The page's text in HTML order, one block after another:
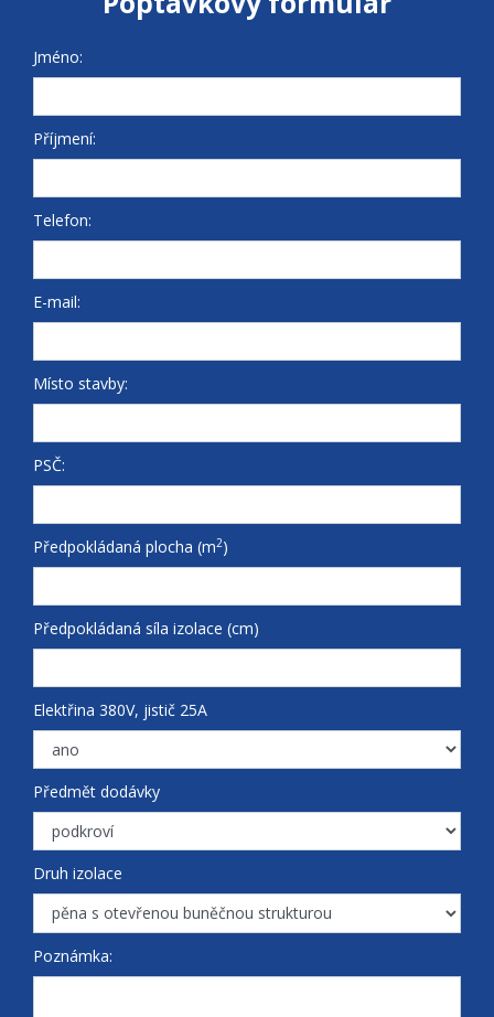
Jméno:
Příjmení:
Telefon:
E-mail:
Místo stavby:
PSČ:
Předpokládaná plocha (m2)
Předpokládaná síla izolace (cm)
Elektřina 380V, jistič 25A
Předmět dodávky
Druh izolace
Poznámka: